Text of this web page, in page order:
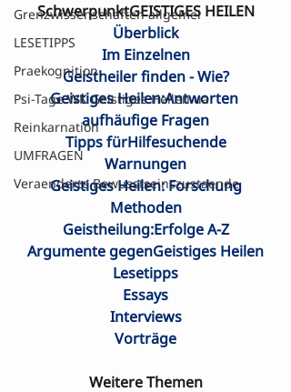
Grenzwissenschaften allgemei
LESETIPPS
Praekognition
Psi-Tage WK Geistiges Heilen ua
Reinkarnation
UMFRAGEN
Veraenderte Bewusstseinszustaende
SchwerpunktGEISTIGES HEILEN
Überblick
Im Einzelnen
Geistheiler finden - Wie?
Geistiges Heilen:Antworten
aufhäufige Fragen
Tipps fürHilfesuchende
Warnungen
Geistiges Heilen: Forschung
Methoden
Geistheilung:Erfolge A-Z
Argumente gegenGeistiges Heilen
Lesetipps
Essays
Interviews
Vorträge
Weitere Themen